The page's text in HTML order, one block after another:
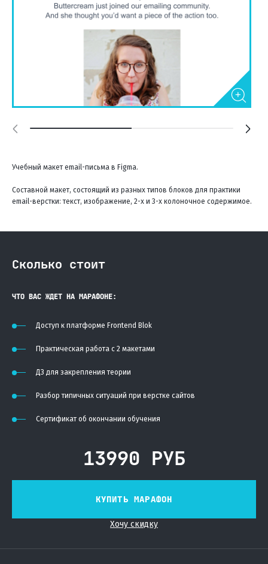
Учебный макет email-письма в Figma.
Составной макет, состоящий из разных типов блоков для практики
email-верстки: текст, изображение, 2-х и 3-х колоночное содержимое.
Сколько стоит
ЧТО ВАС ЖДЕТ НА МАРАФОНЕ:
Доступ к платформе Frontend Blok
Практическая работа с 2 макетами
ДЗ для закрепления теории
Разбор типичных ситуаций при верстке сайтов
Сертификат об окончании обучения
13990 РУБ
КУПИТЬ МАРАФОН
Хочу скидку